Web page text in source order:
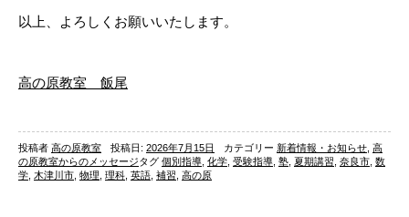
以上、よろしくお願いいたします。
高の原教室 飯尾
投稿者 高の原教室 投稿日: 2026年7月15日 カテゴリー 新着情報・お知らせ 高
の原教室からのメッセージタグ 個別指導 化学 受験指導 塾 夏期講習 奈良市 数
学 木津川市 物理 理科 英語 補習 高の原